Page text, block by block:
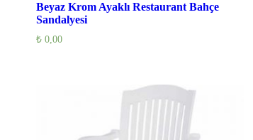
Beyaz Krom Ayaklı Restaurant Bahçe
Sandalyesi
₺0,00